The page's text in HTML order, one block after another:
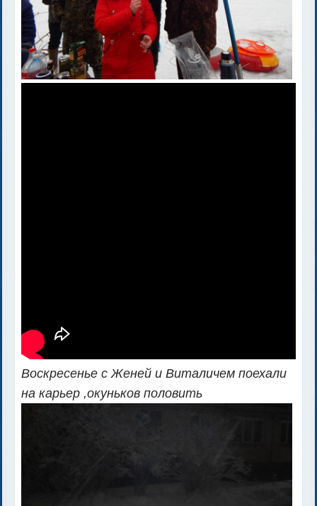
Воскресенье с Женей и Виталичем поехали
на карьер ,окуньков половить